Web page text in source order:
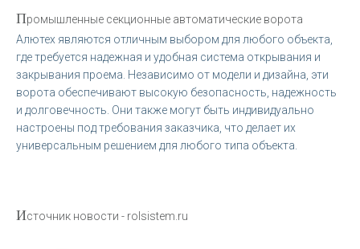
Промышленные секционные автоматические ворота
Алютех являются отличным выбором для любого объекта,
где требуется надежная и удобная система открывания и
закрывания проема. Независимо от модели и дизайна, эти
ворота обеспечивают высокую безопасность, надежность
и долговечность. Они также могут быть индивидуально
настроены под требования заказчика, что делает их
универсальным решением для любого типа объекта.
Источник новости - rolsistem.ru